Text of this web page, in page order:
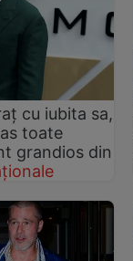
cu iubita sa,
toate
grandios din